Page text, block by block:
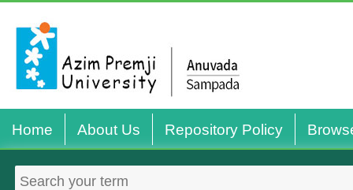
Home About Us Repository Policy